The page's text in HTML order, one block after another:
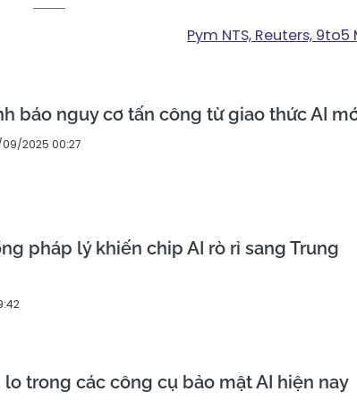
Pym NTS, Reuters, 9to5
báo nguy cơ tấn công từ giao thức AI
2025 00:27
pháp lý khiến chip AI rò rỉ sang Trung
trong các công cụ bảo mật AI hiện nay